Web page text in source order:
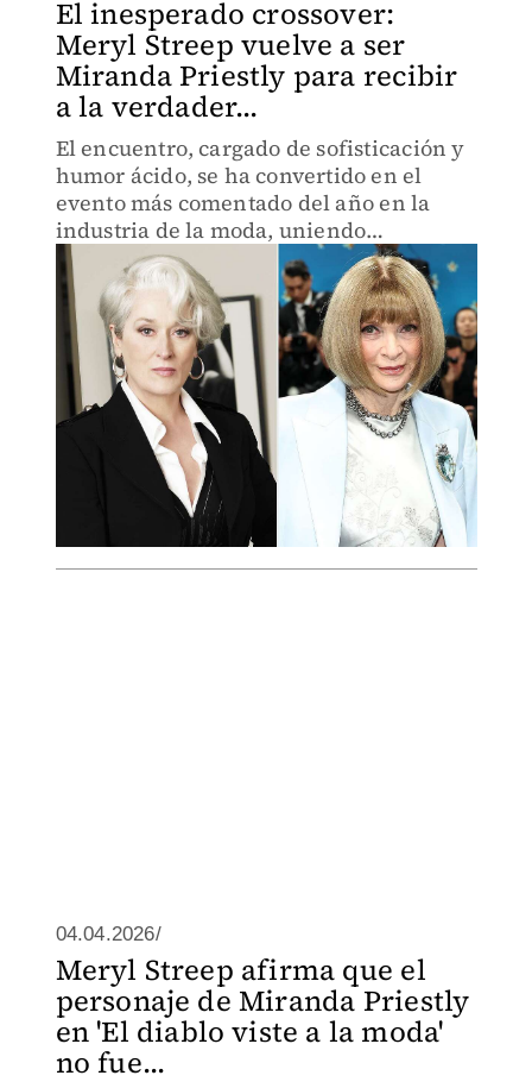
El inesperado crossover:
Meryl Streep vuelve a ser
Miranda Priestly para recibir
a la verdader...
El encuentro, cargado de sofisticación y
humor ácido, se ha convertido en el
evento más comentado del año en la
industria de la moda, uniendo
finalmente a la 'villana' más querida del
cine con la verdadera emperatriz de
Vogue
04.04.2026/
Meryl Streep afirma que el
personaje de Miranda Priestly
en 'El diablo viste a la moda'
no fue...